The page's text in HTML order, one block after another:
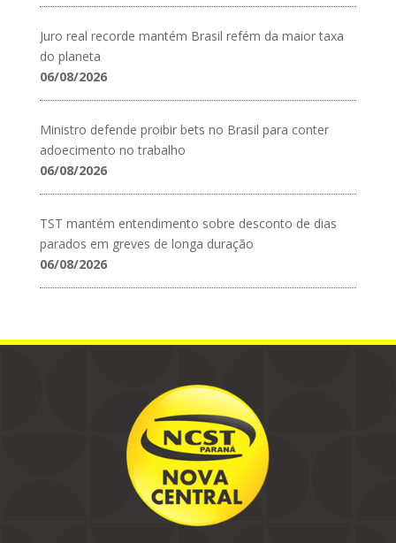
Juro real recorde mantém Brasil refém da maior taxa
do planeta
06/08/2026
Ministro defende proibir bets no Brasil para conter
adoecimento no trabalho
06/08/2026
TST mantém entendimento sobre desconto de dias
parados em greves de longa duração
06/08/2026